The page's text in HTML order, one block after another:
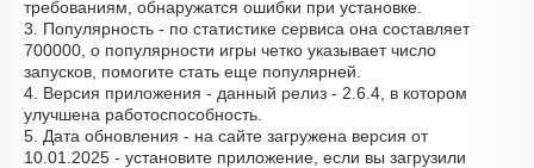
требованиям, обнаружатся ошибки при установке.
3. Популярность - по статистике сервиса она составляет
700000, о популярности игры четко указывает число
запусков, помогите стать еще популярней.
4. Версия приложения - данный релиз - 2.6.4, в котором
улучшена работоспособность.
5. Дата обновления - на сайте загружена версия от
10.01.2025 - установите приложение, если вы загрузили